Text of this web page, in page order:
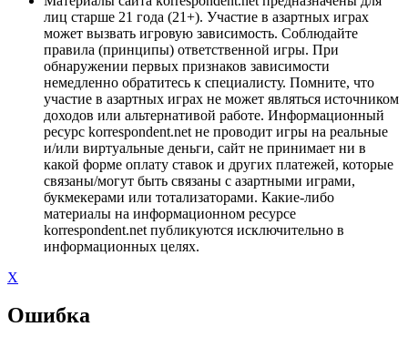
лиц старше 21 года (21+). Участие в азартных играх
может вызвать игровую зависимость. Соблюдайте
правила (принципы) ответственной игры. При
обнаружении первых признаков зависимости
немедленно обратитесь к специалисту. Помните, что
участие в азартных играх не может являться источником
доходов или альтернативой работе. Информационный
ресурс korrespondent.net не проводит игры на реальные
и/или виртуальные деньги, сайт не принимает ни в
какой форме оплату ставок и других платежей, которые
связаны/могут быть связаны с азартными играми,
букмекерами или тотализаторами. Какие-либо
материалы на информационном ресурсе
korrespondent.net публикуются исключительно в
информационных целях.
X
Ошибка